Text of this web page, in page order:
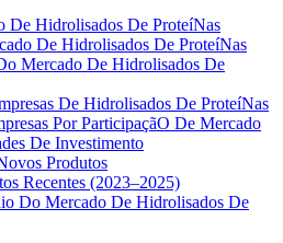
De Hidrolisados ​​De ProteíNas
De Hidrolisados ​​De ProteíNas
Mercado De Hidrolisados ​​De
De Hidrolisados ​​De ProteíNas
Por ParticipaçãO De Mercado
De Investimento
Produtos
Recentes (2023–2025)
Do Mercado De Hidrolisados ​​De